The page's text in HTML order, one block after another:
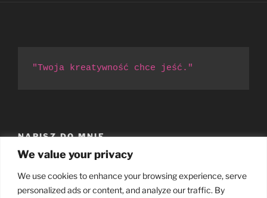
We value your privacy
We use cookies to enhance your browsing experience, serve
personalized ads or content, and analyze our traffic. By
"Twoja kreatywność chce jeść."
NAPISZ DO MNIE
Patrycja Obara
piosenkopisanie@gmail.com